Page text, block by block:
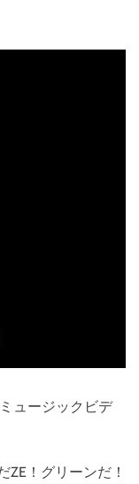
ュージックビデ
！グリーンだ！